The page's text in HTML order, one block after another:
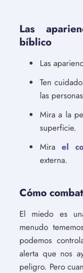
Las
bíblico
Las
Ten
las
Mira a la
superficie.
Mira el
externa.
Cómo
El miedo es
menudo
podemos
alerta que nos
peligro. Pero